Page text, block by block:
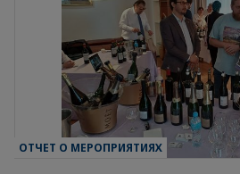
ОТЧЕТ О МЕРОПРИЯТИЯХ